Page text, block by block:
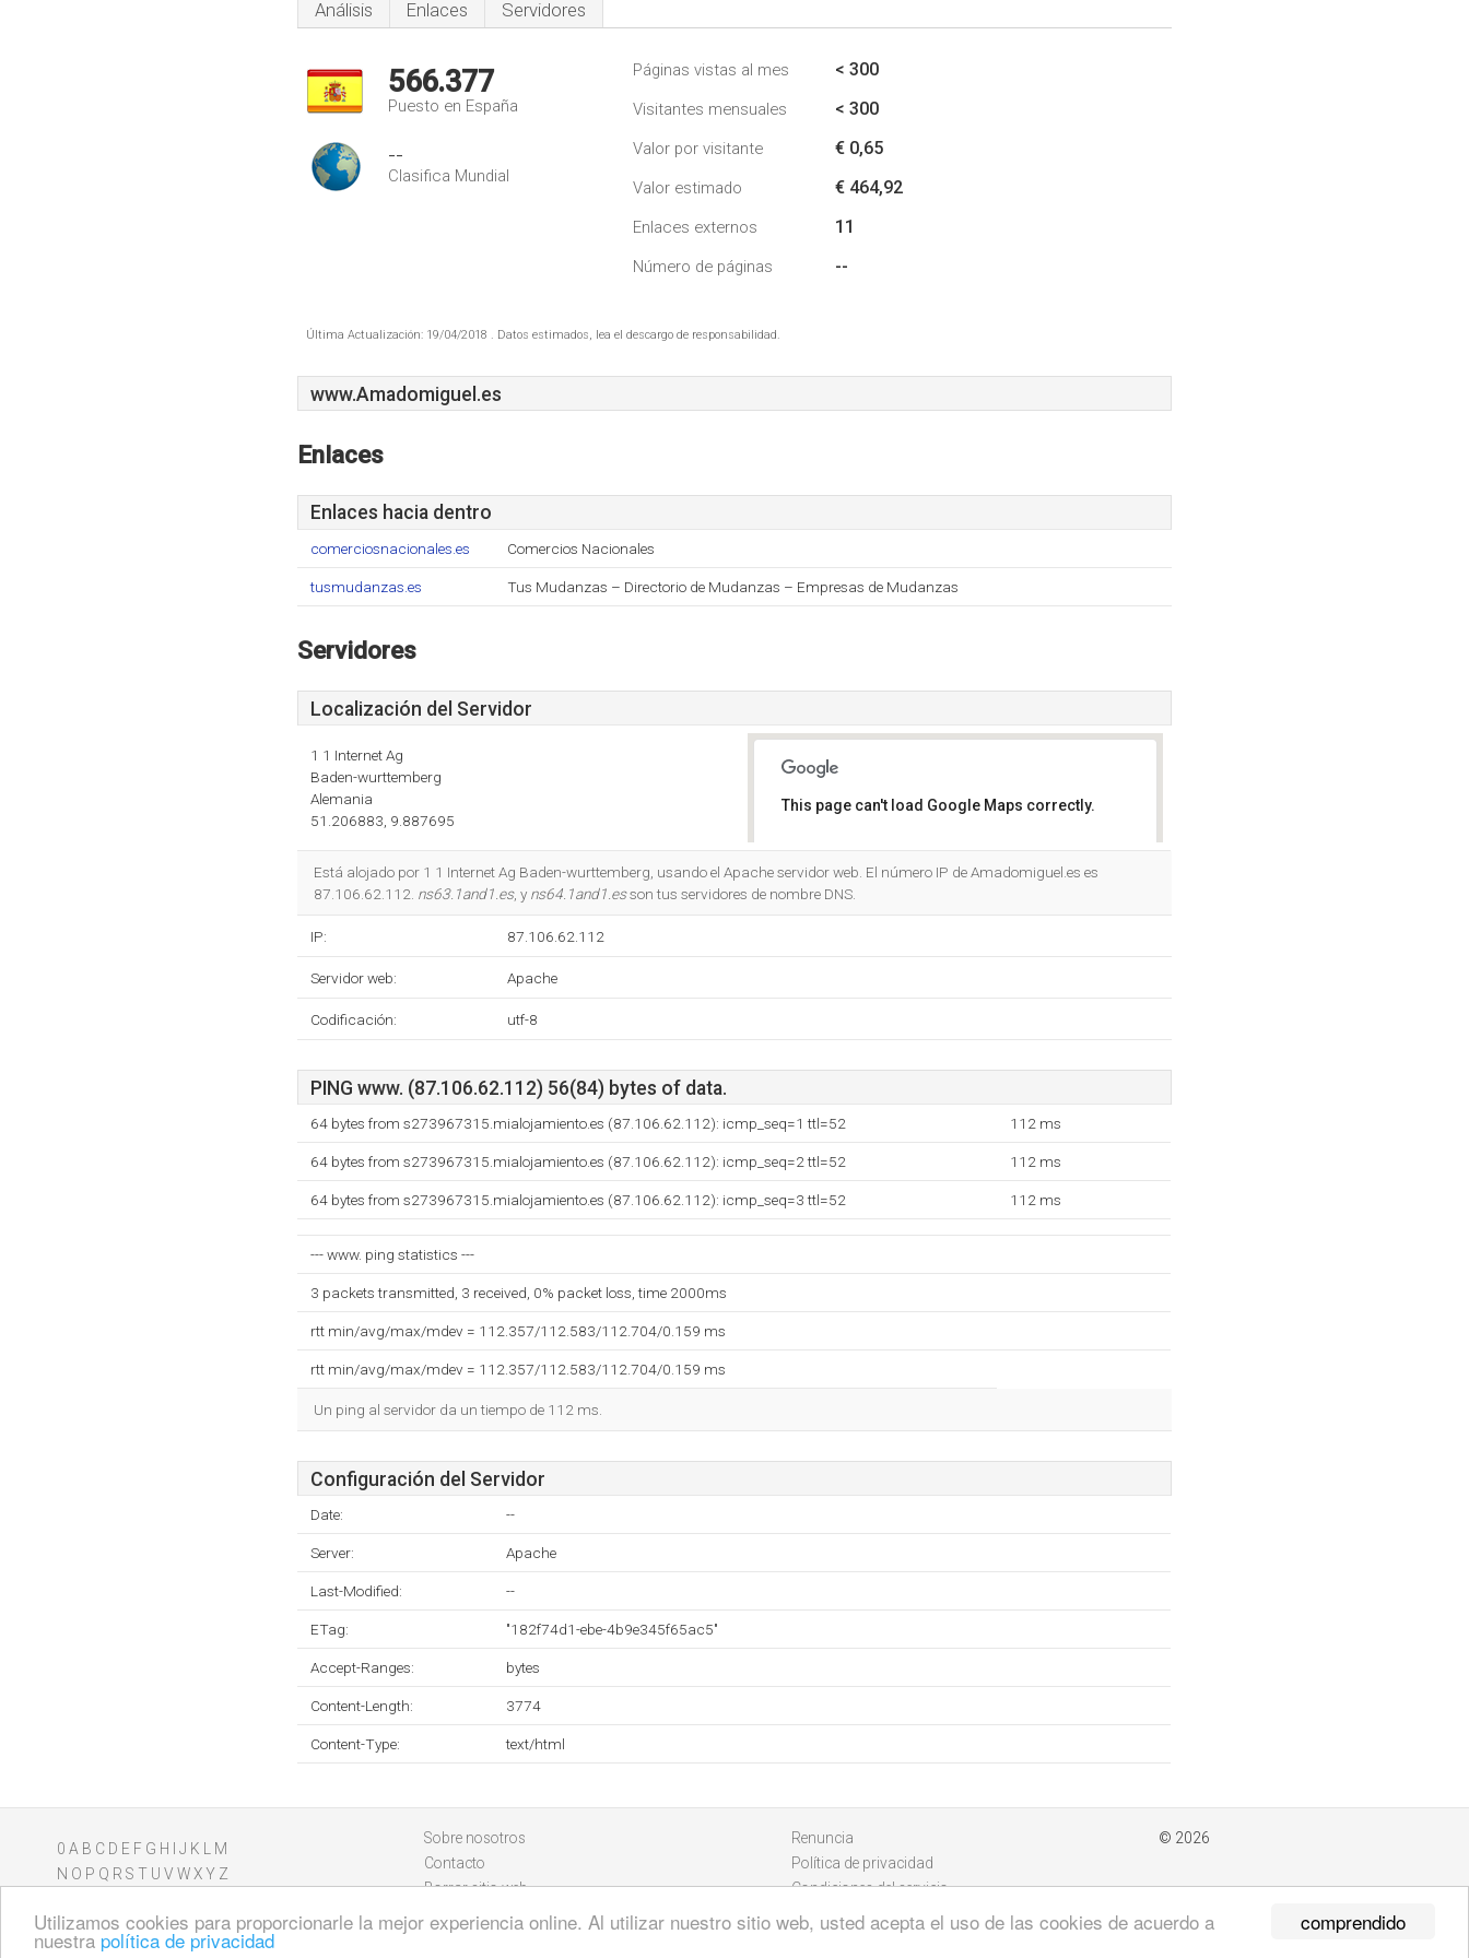
comprendido
Utilizamos cookies para proporcionarle la mejor experiencia online. Al utilizar nuestro sitio web, usted acepta el uso de las cookies de acuerdo a
nuestra política de privacidad
Análisis Enlaces Servidores
566.377
Puesto en España
--
Clasifica Mundial
Páginas vistas al mes < 300
Visitantes mensuales < 300
Valor por visitante € 0,65
Valor estimado € 464,92
Enlaces externos 11
Número de páginas --
Última Actualización: 19/04/2018 . Datos estimados, lea el descargo de responsabilidad.
www.Amadomiguel.es
Enlaces
Enlaces hacia dentro
comerciosnacionales.es Comercios Nacionales
tusmudanzas.es Tus Mudanzas – Directorio de Mudanzas – Empresas de Mudanzas
Servidores
Localización del Servidor
1 1 Internet Ag
Baden-wurttemberg
Alemania
51.206883, 9.887695
This page can't load Google Maps correctly.
Está alojado por 1 1 Internet Ag Baden-wurttemberg, usando el Apache servidor web. El número IP de Amadomiguel.es es
87.106.62.112. ns63.1and1.es, y ns64.1and1.esson tus servidores de nombre DNS.
IP: 87.106.62.112
Servidor web: Apache
Codificación: utf-8
PING www. (87.106.62.112) 56(84) bytes of data.
64 bytes from s273967315.mialojamiento.es (87.106.62.112): icmp_seq=1 ttl=52 112 ms
64 bytes from s273967315.mialojamiento.es (87.106.62.112): icmp_seq=2 ttl=52 112 ms
64 bytes from s273967315.mialojamiento.es (87.106.62.112): icmp_seq=3 ttl=52 112 ms
--- www. ping statistics ---
3 packets transmitted, 3 received, 0% packet loss, time 2000ms
rtt min/avg/max/mdev = 112.357/112.583/112.704/0.159 ms
rtt min/avg/max/mdev = 112.357/112.583/112.704/0.159 ms
Un ping al servidor da un tiempo de 112 ms.
Configuración del Servidor
Date: --
Server: Apache
Last-Modified: --
ETag: "182f74d1-ebe-4b9e345f65ac5"
Accept-Ranges: bytes
Content-Length: 3774
Content-Type: text/html
0 A B C D E F G H J K
M
N O P Q R S T U V WXY Z
Sobre nosotros
Contacto
Borrar sitio web
Renuncia
Política de privacidad
Condiciones del servicio
© 2026